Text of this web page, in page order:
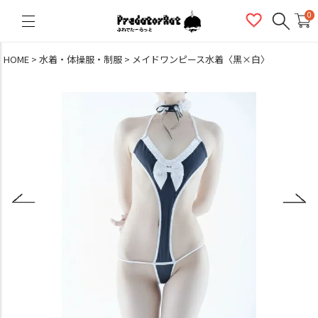
0
HOME 水着・体操服・制服 メイドワンピース水着〈黒×白〉